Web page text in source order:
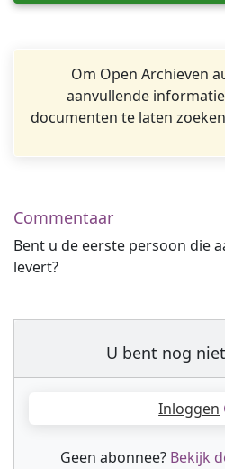
Om Open Archieven
aanvullende
documenten te laten
Commentaar
Bent u de eerste persoon die
levert?
U bent nog
Inloggen
Geen abonnee? Bekijk